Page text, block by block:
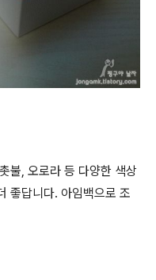
불, 오로라 등 다양한 색상
좋답니다. 아임백으로 조